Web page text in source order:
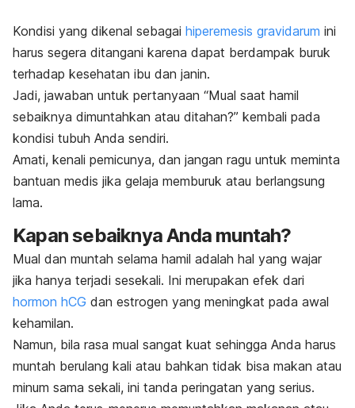
Kondisi yang dikenal sebagai hiperemesis gravidarum ini
harus segera ditangani karena dapat berdampak buruk
terhadap kesehatan ibu dan janin.
Jadi, jawaban untuk pertanyaan “Mual saat hamil
sebaiknya dimuntahkan atau ditahan?” kembali pada
kondisi tubuh Anda sendiri.
Amati, kenali pemicunya, dan jangan ragu untuk meminta
bantuan medis jika gelaja memburuk atau berlangsung
lama.
Kapan sebaiknya Anda muntah?
Mual dan muntah selama hamil adalah hal yang wajar
jika hanya terjadi sesekali. Ini merupakan efek dari
hormon hCG dan estrogen yang meningkat pada awal
kehamilan.
Namun, bila rasa mual sangat kuat sehingga Anda harus
muntah berulang kali atau bahkan tidak bisa makan atau
minum sama sekali, ini tanda peringatan yang serius.